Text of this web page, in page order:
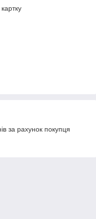
за рахунок покупця